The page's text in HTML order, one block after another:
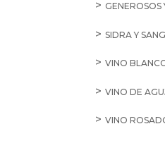
GENEROSOS
SIDRA Y
VINO
VINO DE
VINO